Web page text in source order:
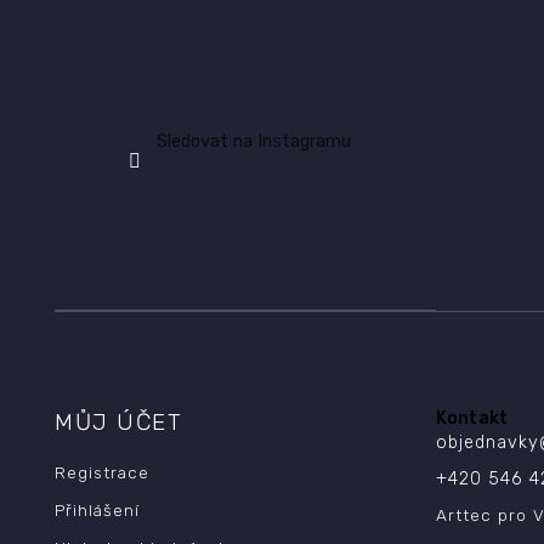
Sledovat na Instagramu
MŮJ ÚČET
Registrace
Přihlášení
Kontakt
objednavky
+420 546
Arttec pro